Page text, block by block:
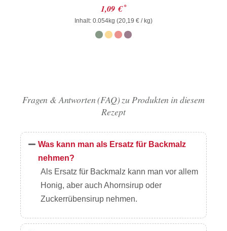
Bewertet
mit
0
von
5
1,09 € *
Inhalt: 0.054kg (20,19 € / kg)
Fragen & Antworten (FAQ) zu Produkten in diesem
Rezept
Was kann man als Ersatz für Backmalz
nehmen?
Als Ersatz für Backmalz kann man vor allem
Honig, aber auch Ahornsirup oder
Zuckerrübensirup nehmen.